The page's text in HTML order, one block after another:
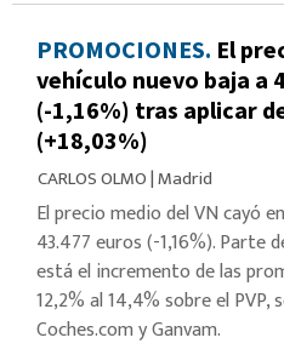
PROMOCIONES. El
vehículo nuevo baja a
(-1,16%) tras aplicar
(+18,03%)
CARLOS OLMO|Madrid
El precio medio del VN cayó
43.477 euros (-1,16%). Parte
está el incremento de las
12,2% al 14,4% sobre el
Coches.com y Ganvam.